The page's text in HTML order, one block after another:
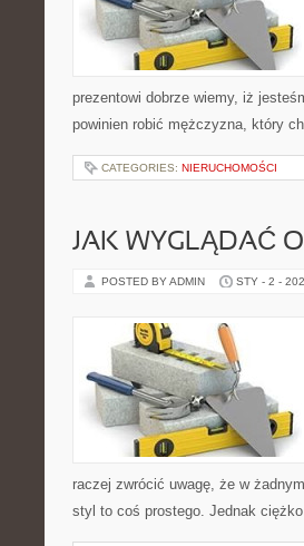
prezentowi dobrze wiemy, iż
powinien robić mężczyzna, który
CATEGORIES: NIERUCHOMOŚCI
JAK WYGLĄDAĆ
POSTED BY ADMIN STY - 2 -
raczej zwrócić uwagę, że w
styl to coś prostego. Jednak